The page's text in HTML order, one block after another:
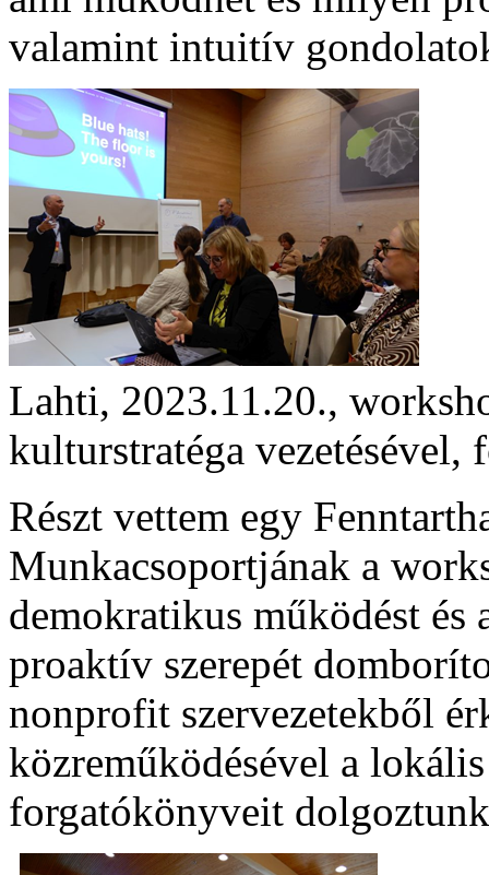
valamint intuitív
Lahti, 2023.11.20.,
kulturstratéga
Részt vettem egy
Munkacsoportjának a
demokratikus működést és
proaktív szerepét
nonprofit szervezetekből
közreműködésével a
forgatókönyveit